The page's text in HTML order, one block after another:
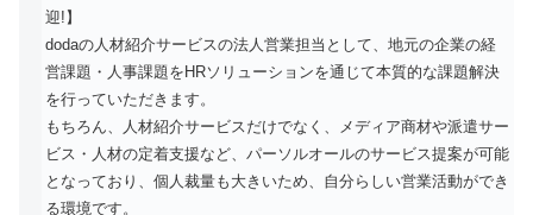
迎!】
dodaの人材紹介サービスの法人営業担当として、地元の企業の経
営課題・人事課題をHRソリューションを通じて本質的な課題解決
を行っていただきます。
もちろん、人材紹介サービスだけでなく、メディア商材や派遣サー
ビス・人材の定着支援など、パーソルオールのサービス提案が可能
となっており、個人裁量も大きいため、自分らしい営業活動ができ
る環境です。